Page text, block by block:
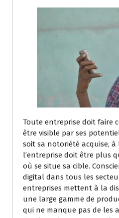
Toute entreprise doit faire
être visible par ses
soit sa notoriété acquise, à
l’entreprise doit être plus
où se situe sa cible.
digital dans tous les
entreprises mettent à la
une large gamme de
qui ne manque pas de les